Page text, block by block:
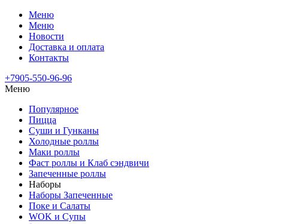
Меню
Меню
Новости
Доставка и оплата
Контакты
+7905-550-96-96
Меню
Популярное
Пицца
Суши и Гунканы
Холодные роллы
Маки роллы
Фаст роллы и Клаб сэндвичи
Запеченные роллы
Наборы
Наборы Запеченные
Поке и Салаты
WOK и Супы